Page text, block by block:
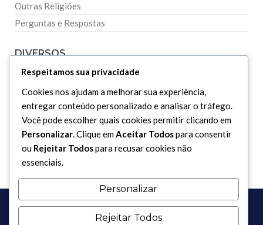
Outras Religiões
Perguntas e Respostas
DIVERSOS
Curiosidades
Dicionário Islâmico
Downloads
Respeitamos sua privacidade
Cookies nos ajudam a melhorar sua experiência,
entregar conteúdo personalizado e analisar o tráfego.
Você pode escolher quais cookies permitir clicando em
Personalizar. Clique emAceitar Todospara consentir
ou Rejeitar Todospara recusar cookies não
essenciais.
Personalizar
Rejeitar Todos